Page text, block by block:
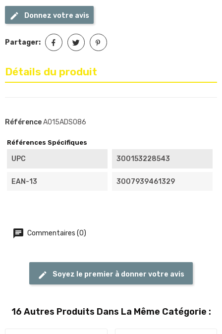
Donnez votre avis
Partager:
Détails du produit
RéférenceA015ADS086
Références Spécifiques
UPC 300153228543
EAN-13 3007939461329
Commentaires (0)
Soyez le premier à donner votre avis
16 Autres Produits Dans La Même Catégorie :